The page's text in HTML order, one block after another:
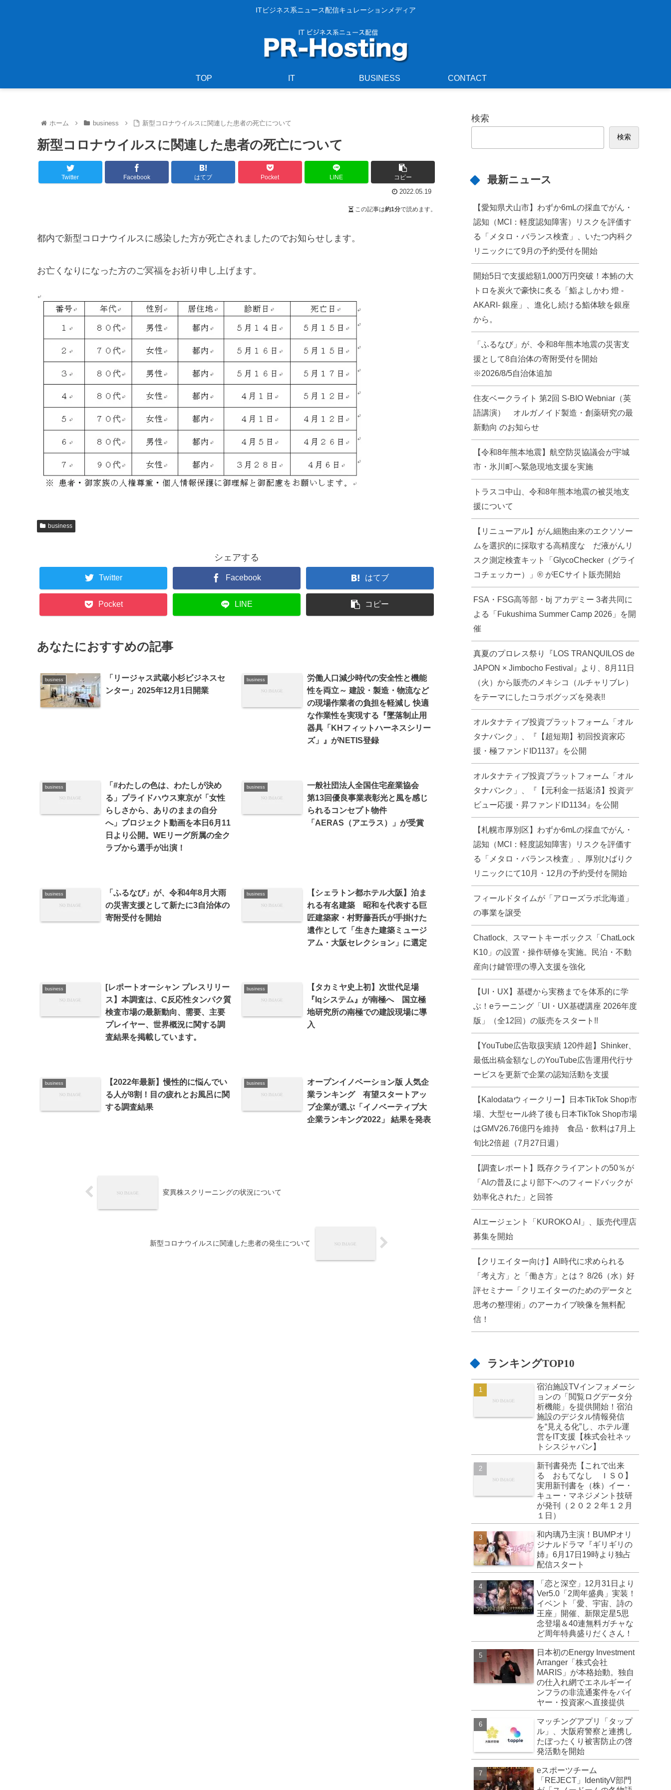
ITビジネス系ニュース配信キュレーションメディア
TOP IT BUSINESS CONTACT
ホーム business 新型コロナウイルスに関連した患者の死亡について
新型コロナウイルスに関連した患者の死亡について
Twitter Facebook はてブ Pocket LINE コピー
2022.05.19
この記事は約1分で読めます。
都内で新型コロナウイルスに感染した方が死亡されましたのでお知らせします。
お亡くなりになった方のご冥福をお祈り申し上げます。
business
シェアする
Twitter Facebook はてブ
Pocket LINE コピー
あなたにおすすめの記事
business
「リージャス武蔵小杉ビジネスセ
ンター」2025年12月1日開業
business
労働人口減少時代の安全性と機能
性を両立～ 建設・製造・物流など
の現場作業者の負担を軽減し 快適
な作業性を実現する『墜落制止用
器具「KHフィットハーネスシリー
ズ」』がNETIS登録
business
「#わたしの色は、わたしが決め
る」プライドハウス東京が「女性
らしさから、ありのままの自分
へ」プロジェクト動画を本日6月11
日より公開。WEリーグ所属の全ク
ラブから選手が出演！
business
一般社団法人全国住宅産業協会
第13回優良事業表彰光と風を感じ
られるコンセプト物件
「AERAS（アエラス）」が受賞
business
「ふるなび」が、令和4年8月大雨
の災害支援として新たに3自治体の
寄附受付を開始
business
【シェラトン都ホテル大阪】泊ま
れる有名建築 昭和を代表する巨
匠建築家・村野藤吾氏が手掛けた
遺作として「生きた建築ミュージ
アム・大阪セレクション」に選定
business
[レポートオーシャン プレスリリー
ス】本調査は、C反応性タンパク質
検査市場の最新動向、需要、主要
プレイヤー、世界概況に関する調
査結果を掲載しています。
business
【タカミヤ史上初】次世代足場
『Iqシステム』が南極へ 国立極
地研究所の南極での建設現場に導
入
business
【2022年最新】慢性的に悩んでい
る人が8割！目の疲れとお風呂に関
する調査結果
business
オープンイノベーション版 人気企
業ランキング 有望スタートアッ
プ企業が選ぶ「イノベーティブ大
企業ランキング2022」 結果を発表
変異株スクリーニングの状況について
新型コロナウイルスに関連した患者の発生について
検索
検索
最新ニュース
【愛知県犬山市】わずか6mLの採血でがん・
認知（MCI：軽度認知障害）リスクを評価す
る「メタロ・バランス検査」、いたつ内科ク
リニックにて9月の予約受付を開始
開始5日で支援総額1,000万円突破！本鮪の大
トロを炭火で豪快に炙る「鮨よしかわ 燈 -
AKARI- 銀座」、進化し続ける鮨体験を銀座
から。
「ふるなび」が、令和8年熊本地震の災害支
援として8自治体の寄附受付を開始
※2026/8/5自治体追加
住友ベークライト 第2回 S-BIO Webniar（英
語講演） オルガノイド製造・創薬研究の最
新動向 のお知らせ
【令和8年熊本地震】航空防災協議会が宇城
市・氷川町へ緊急現地支援を実施
トラスコ中山、令和8年熊本地震の被災地支
援について
【リニューアル】がん細胞由来のエクソソー
ムを選択的に採取する高精度な だ液がんリ
スク測定検査キット「GlycoChecker（グライ
コチェッカー）」® がECサイト販売開始
FSA・FSG高等部・bj アカデミー 3者共同に
よる「Fukushima Summer Camp 2026」を開
催
真夏のプロレス祭り『LOS TRANQUILOS de
JAPON × Jimbocho Festival』より、8月11日
（火）から販売のメキシコ（ルチャリブレ）
をテーマにしたコラボグッズを発表!!
オルタナティブ投資プラットフォーム「オル
タナバンク」、『【超短期】初回投資家応
援・極ファンドID1137』を公開
オルタナティブ投資プラットフォーム「オル
タナバンク」、『【元利金一括返済】投資デ
ビュー応援・昇ファンドID1134』を公開
【札幌市厚別区】わずか6mLの採血でがん・
認知（MCI：軽度認知障害）リスクを評価す
る「メタロ・バランス検査」、厚別ひばりク
リニックにて10月・12月の予約受付を開始
フィールドタイムが「アローズラボ北海道」
の事業を譲受
Chatlock、スマートキーボックス「ChatLock
K10」の設置・操作研修を実施。民泊・不動
産向け鍵管理の導入支援を強化
【UI・UX】基礎から実務までを体系的に学
ぶ！eラーニング「UI・UX基礎講座 2026年度
版」（全12回）の販売をスタート!!
【YouTube広告取扱実績 120件超】Shinker、
最低出稿金額なしのYouTube広告運用代行サ
ービスを更新で企業の認知活動を支援
【Kalodataウィークリー】日本TikTok Shop市
場、大型セール終了後も日本TikTok Shop市場
はGMV26.76億円を維持 食品・飲料は7月上
旬比2倍超（7月27日週）
【調査レポート】既存クライアントの50％が
「AIの普及により部下へのフィードバックが
効率化された」と回答
AIエージェント「KUROKO AI」、販売代理店
募集を開始
【クリエイター向け】AI時代に求められる
「考え方」と「働き方」とは？ 8/26（水）好
評セミナー「クリエイターのためのデータと
思考の整理術」のアーカイブ映像を無料配
信！
ランキングTOP10
宿泊施設TVインフォメーシ
ョンの「閲覧ログデータ分
析機能」を提供開始！宿泊
施設のデジタル情報発信
を“見える化”し、ホテル運
営をIT支援【株式会社ネッ
トシスジャパン】
新刊書発売【これで出来
る おもてなし ＩＳＯ】
実用新刊書を（株）イー・
キュー・マネジメント技研
が発刊（２０２２年１２月
１日）
和内璃乃主演！BUMPオリ
ジナルドラマ『ギリギリの
姉』6月17日19時より独占
配信スタート
「恋と深空」12月31日より
Ver5.0「2周年盛典」実装！
イベント「愛、宇宙、詩の
王座」開催、新限定星5思
念登場＆40連無料ガチャな
ど周年特典盛りだくさん！
日本初のEnergy Investment
Arranger「株式会社
MARIS」が本格始動。独自
の仕入れ網でエネルギーイ
ンフラの非流通案件をバイ
ヤー・投資家へ直接提供
マッチングアプリ「タップ
ル」、大阪府警察と連携し
たぼったくり被害防止の啓
発活動を開始
eスポーツチーム
「REJECT」IdentityV部門